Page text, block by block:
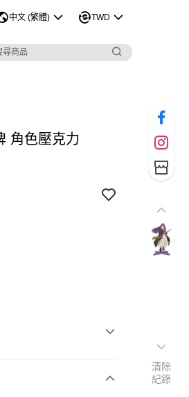
中文 (繁體) TWD
角色壓克力
清除
紀錄